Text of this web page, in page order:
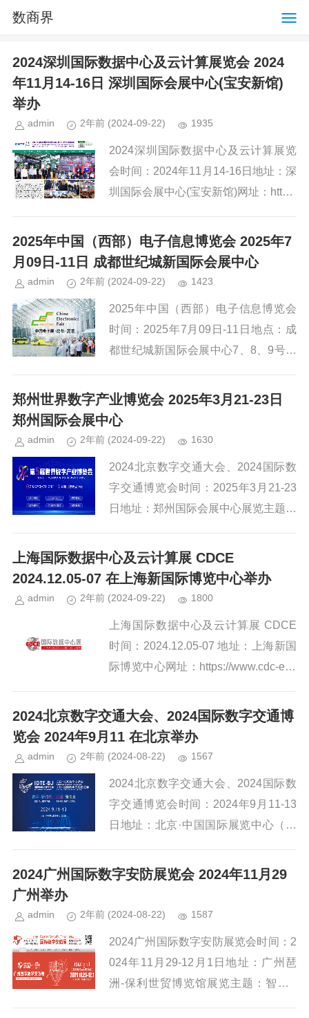
数商界
2024深圳国际数据中心及云计算展览会 2024
年11月14-16日 深圳国际会展中心(宝安新馆)
举办
admin 2年前 (2024-09-22) 1935
2024深圳国际数据中心及云计算展览
会时间：2024年11月14-16日地址：深
圳国际会展中心(宝安新馆)网址：http://
商用的持续推进，云计算...
2025年中国（西部）电子信息博览会 2025年7
月09日-11日 成都世纪城新国际会展中心
admin 2年前 (2024-09-22) 1423
2025年中国（西部）电子信息博览会
时间：2025年7月09日-11日地点：成
都世纪城新国际会展中心7、8、9号馆
aelec.cn/2023年，随着我国经济...
郑州世界数字产业博览会 2025年3月21-23日
郑州国际会展中心
admin 2年前 (2024-09-22) 1630
2024北京数字交通大会、2024国际数
字交通博览会时间：2025年3月21-23
日地址：郑州国际会展中心展览主题：
ide.org.cn/站在“十四五”...
上海国际数据中心及云计算展 CDCE
2024.12.05-07 在上海新国际博览中心举办
admin 2年前 (2024-09-22) 1800
上海国际数据中心及云计算展 CDCE
时间：2024.12.05-07 地址：上海新国
际博览中心网址：https://www.cdc-exp
2024北京数字交通大会、2024国际数字交通博
览会 2024年9月11 在北京举办
admin 2年前 (2024-08-22) 1567
2024北京数字交通大会、2024国际数
字交通博览会时间：2024年9月11-13
日地址：北京·中国国际展览中心（顺
新未来网址：http://www.cdtc.ne...
2024广州国际数字安防展览会 2024年11月29
广州举办
admin 2年前 (2024-08-22) 1587
2024广州国际数字安防展览会时间：2
024年11月29-12月1日地址：广州琶
洲-保利世贸博览馆展览主题：智慧A